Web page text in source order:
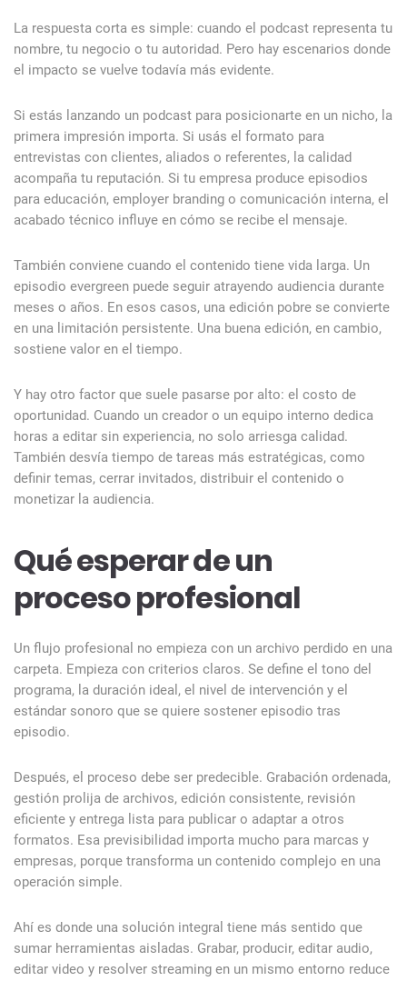
La respuesta corta es simple: cuando el podcast representa tu
nombre, tu negocio o tu autoridad. Pero hay escenarios donde
el impacto se vuelve todavía más evidente.
Si estás lanzando un podcast para posicionarte en un nicho, la
primera impresión importa. Si usás el formato para
entrevistas con clientes, aliados o referentes, la calidad
acompaña tu reputación. Si tu empresa produce episodios
para educación, employer branding o comunicación interna, el
acabado técnico influye en cómo se recibe el mensaje.
También conviene cuando el contenido tiene vida larga. Un
episodio evergreen puede seguir atrayendo audiencia durante
meses o años. En esos casos, una edición pobre se convierte
en una limitación persistente. Una buena edición, en cambio,
sostiene valor en el tiempo.
Y hay otro factor que suele pasarse por alto: el costo de
oportunidad. Cuando un creador o un equipo interno dedica
horas a editar sin experiencia, no solo arriesga calidad.
También desvía tiempo de tareas más estratégicas, como
definir temas, cerrar invitados, distribuir el contenido o
monetizar la audiencia.
Qué esperar de un
proceso profesional
Un flujo profesional no empieza con un archivo perdido en una
carpeta. Empieza con criterios claros. Se define el tono del
programa, la duración ideal, el nivel de intervención y el
estándar sonoro que se quiere sostener episodio tras
episodio.
Después, el proceso debe ser predecible. Grabación ordenada,
gestión prolija de archivos, edición consistente, revisión
eficiente y entrega lista para publicar o adaptar a otros
formatos. Esa previsibilidad importa mucho para marcas y
empresas, porque transforma un contenido complejo en una
operación simple.
Ahí es donde una solución integral tiene más sentido que
sumar herramientas aisladas. Grabar, producir, editar audio,
editar video y resolver streaming en un mismo entorno reduce